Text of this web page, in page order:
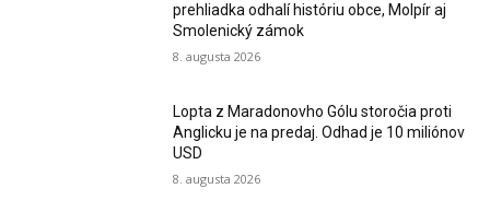
prehliadka odhalí históriu obce, Molpír aj
Smolenický zámok
8. augusta 2026
Lopta z Maradonovho Gólu storočia proti
Anglicku je na predaj. Odhad je 10 miliónov
USD
8. augusta 2026